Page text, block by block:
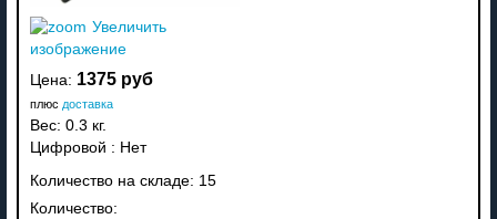
Увеличить
изображение
Цена: 1375 руб
плюс доставка
Вес: 0.3 кг.
Цифровой : Нет
Количество на складе: 15
Количество: